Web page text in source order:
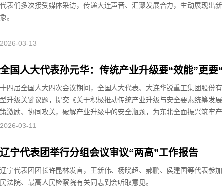
代表们多次接受媒体采访，传递大连声音、汇聚发展合力，生动展现出
象。
2026-03-13
全国人大代表孙元华：传统产业升级要“效能”更要
十四届全国人大四次会议期间，全国人大代表、大连华锐重工集团股份
型升级关键议题，提交《关于积极推动传统产业升级与安全要素统筹发
策激励、协同攻关，破解产业升级中的安全瓶颈，为东北全面振兴筑牢
2026-03-11
辽宁代表团举行分组会议审议“两高”工作报告
辽宁代表团团长许昆林发言，王新伟、杨晓超、郝鹏、侯建国等代表参
民法院、最高人民检察院有关同志到会听取意见。